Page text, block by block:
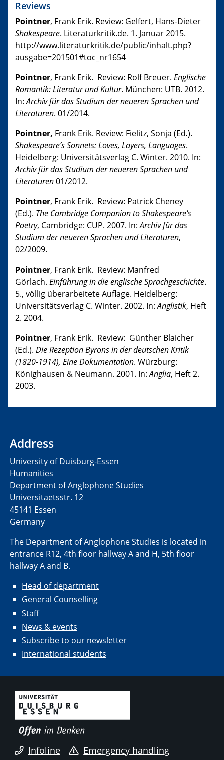
Reviews
Pointner, Frank Erik. Review: Gelfert, Hans-Dieter
Shakespeare. Literaturkritik.de. 1. Januar 2015.
http://www.literaturkritik.de/public/inhalt.php?
ausgabe=201501#toc_nr1654
Pointner, Frank Erik. Review: Rolf Breuer. Englische
Romantik: Literatur und Kultur. München: UTB. 2012.
In:Archiv für das Studium der neueren Sprachen und
Literaturen. 01/2014.
Pointner, Frank Erik. Review: Fielitz, Sonja (Ed.).
Shakespeare’s Sonnets: Loves, Layers, Languages.
Heidelberg: Universitätsverlag C. Winter. 2010. In:
Archiv für das Studium der neueren Sprachen und
Literaturen01/2012.
Pointner, Frank Erik. Review: Patrick Cheney
(Ed.). The Cambridge Companion to Shakespeare's
Poetry, Cambridge: CUP. 2007. In:Archiv für das
Studium der neueren Sprachen und Literaturen,
02/2009.
Pointner, Frank Erik. Review: Manfred
Görlach. Einführung in die englische Sprachgeschichte.
5., völlig überarbeitete Auflage. Heidelberg:
Universitätsverlag C. Winter. 2002. In:Anglistik, Heft
2. 2004.
Pointner, Frank Erik. Review: Günther Blaicher
(Ed.). Die Rezeption Byrons in der deutschen Kritik
(1820-1914), Eine Dokumentation. Würzburg:
Könighausen & Neumann. 2001. In:Anglia, Heft 2.
2003.
Address
University of Duisburg-Essen
Humanities
Department of Anglophone Studies
Universitaetsstr. 12​​
45141 Essen
Germany
The Department of Anglophone Studies is located in
entrance R12, 4th floor hallway A and H, 5th floor
hallway A and B.
Head of department
General Counselling
Staff
News & events
Subscribe to our newsletter
International students
Infoline
Emergency handling